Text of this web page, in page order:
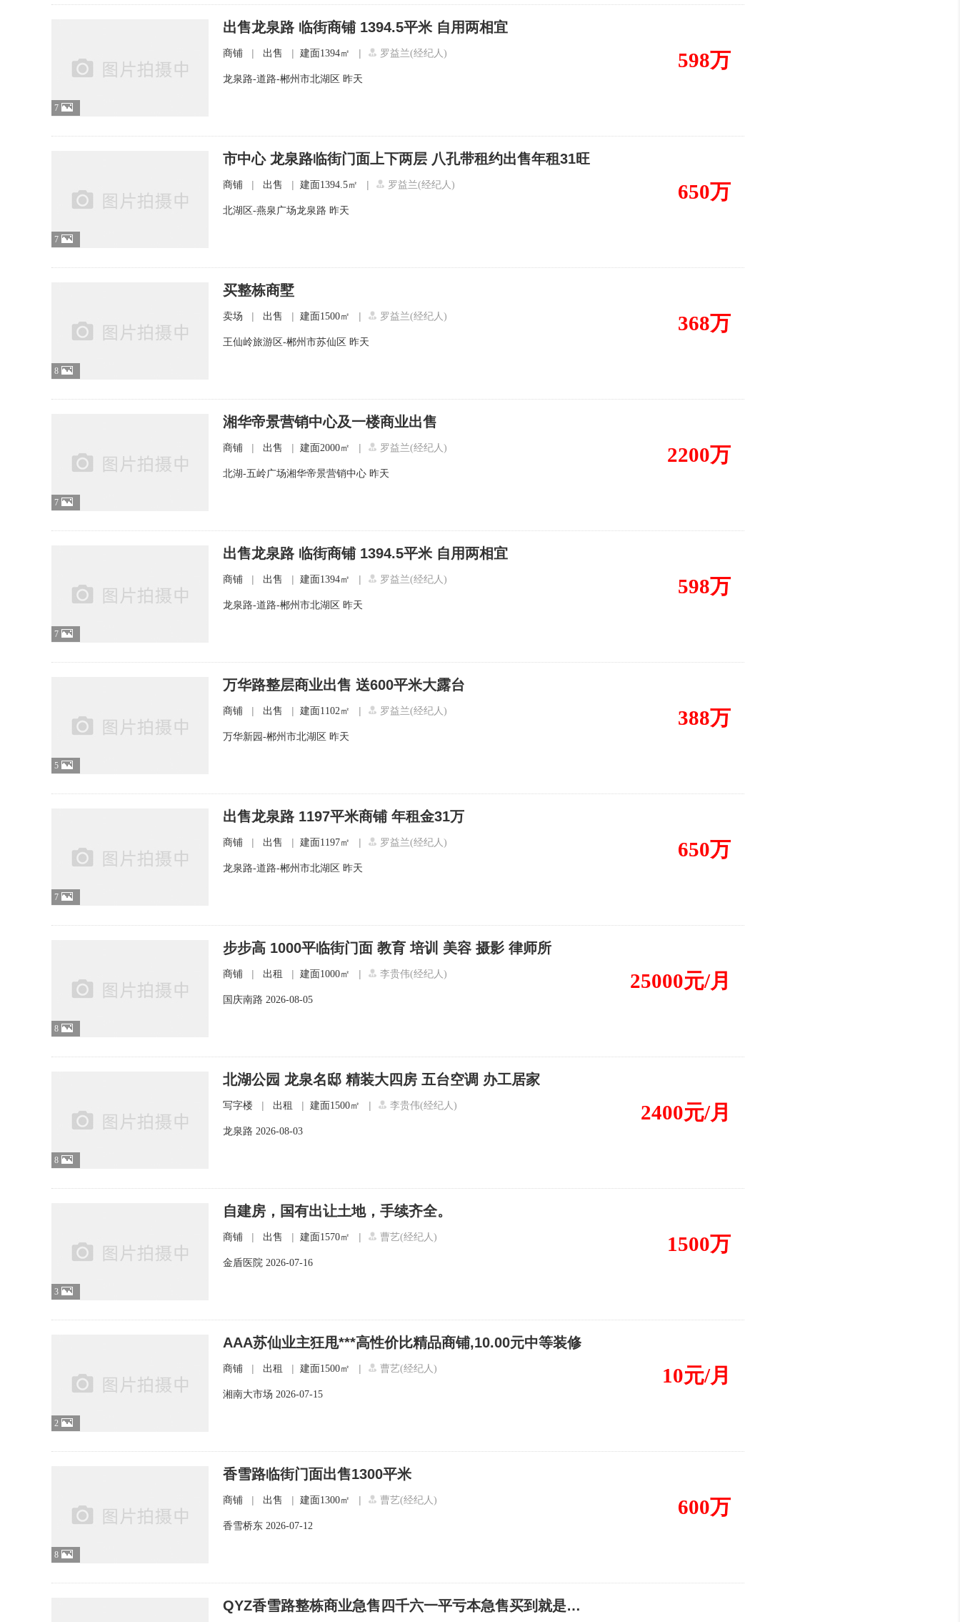
7
出售龙泉路 临街商铺 1394.5平米 自用两相宜
商铺 | 出售 | 建面1394㎡ | 罗益兰(经纪人)
龙泉路-道路-郴州市北湖区 昨天
598万
7
市中心 龙泉路临街门面上下两层 八孔带租约出售年租31旺
商铺 | 出售 | 建面1394.5㎡ | 罗益兰(经纪人)
北湖区-燕泉广场龙泉路 昨天
650万
8
买整栋商墅
卖场 | 出售 | 建面1500㎡ | 罗益兰(经纪人)
王仙岭旅游区-郴州市苏仙区 昨天
368万
7
湘华帝景营销中心及一楼商业出售
商铺 | 出售 | 建面2000㎡ | 罗益兰(经纪人)
北湖-五岭广场湘华帝景营销中心 昨天
2200万
7
出售龙泉路 临街商铺 1394.5平米 自用两相宜
商铺 | 出售 | 建面1394㎡ | 罗益兰(经纪人)
龙泉路-道路-郴州市北湖区 昨天
598万
5
万华路整层商业出售 送600平米大露台
商铺 | 出售 | 建面1102㎡ | 罗益兰(经纪人)
万华新园-郴州市北湖区 昨天
388万
7
出售龙泉路 1197平米商铺 年租金31万
商铺 | 出售 | 建面1197㎡ | 罗益兰(经纪人)
龙泉路-道路-郴州市北湖区 昨天
650万
8
步步高 1000平临街门面 教育 培训 美容 摄影 律师所
商铺 | 出租 | 建面1000㎡ | 李贵伟(经纪人)
国庆南路 2026-08-05
25000元/月
8
北湖公园 龙泉名邸 精装大四房 五台空调 办工居家
写字楼 | 出租 | 建面1500㎡ | 李贵伟(经纪人)
龙泉路 2026-08-03
2400元/月
3
自建房，国有出让土地，手续齐全。
商铺 | 出售 | 建面1570㎡ | 曹艺(经纪人)
金盾医院 2026-07-16
1500万
2
AAA苏仙业主狂甩***高性价比精品商铺,10.00元中等装修
商铺 | 出租 | 建面1500㎡ | 曹艺(经纪人)
湘南大市场 2026-07-15
10元/月
8
香雪路临街门面出售1300平米
商铺 | 出售 | 建面1300㎡ | 曹艺(经纪人)
香雪桥东 2026-07-12
600万
QYZ香雪路整栋商业急售四千六一平亏本急售买到就是賺到